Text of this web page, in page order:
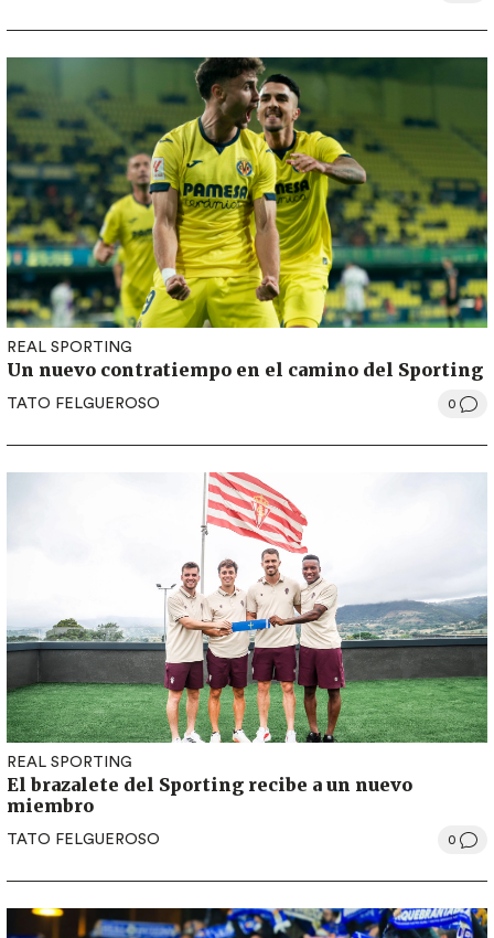
REAL SPORTING
Un nuevo contratiempo en el camino del Sporting
TATO FELGUEROSO 0
REAL SPORTING
El brazalete del Sporting recibe a un nuevo
miembro
TATO FELGUEROSO 0